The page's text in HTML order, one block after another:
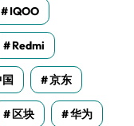
IQOO
Redmi
京东
区块 华为